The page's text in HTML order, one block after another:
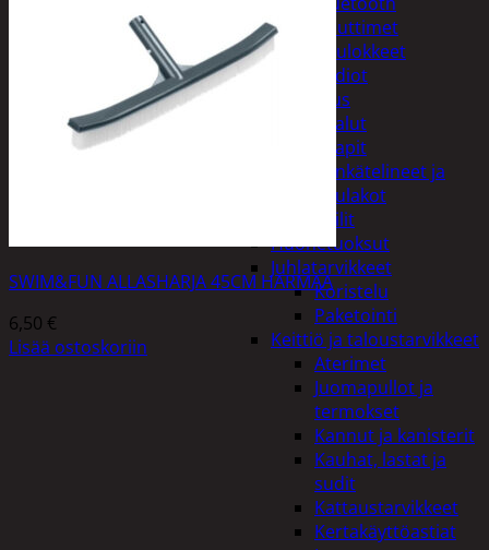
kaiuttimet
Kuulokkeet
Radiot
Koti ja sisustus
Huonekalut
Kaapit
Kenkätelineet ja
naulakot
Peilit
Huonetuoksut
Juhlatarvikkeet
Koristelu
Paketointi
Keittiö ja taloustarvikkeet
Aterimet
Juomapullot ja
termokset
Kannut ja kanisterit
Kauhat, lastat ja
sudit
Kattaustarvikkeet
Kertakäyttöastiat
SWIM&FUN ALLASHARJA 45CM HARMAA
6,50 €
Lisää ostoskoriin